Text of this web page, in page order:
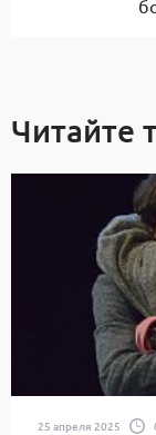
Читайте
25 апреля 2025